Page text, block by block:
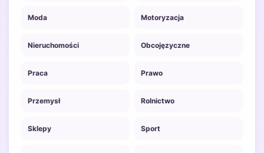
Moda Motoryzacja
Nieruchomości Obcojęzyczne
Praca Prawo
Przemysł Rolnictwo
Sklepy Sport